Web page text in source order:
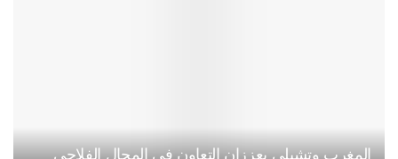
المغرب وتشيلي يعززان التعاون في المجال الفلاحي